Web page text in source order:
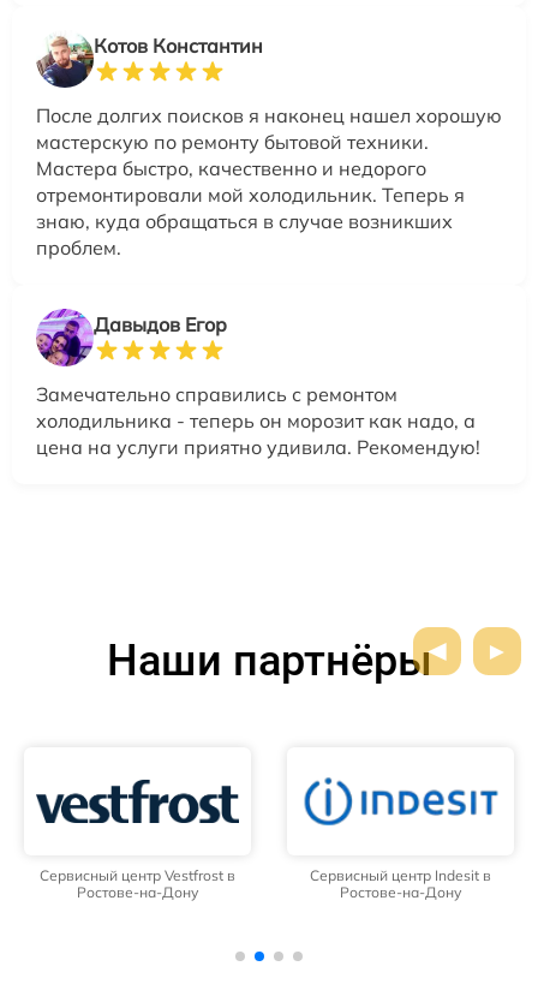
Котов Константин
После долгих поисков я наконец нашел хорошую
мастерскую по ремонту бытовой техники.
Мастера быстро, качественно и недорого
отремонтировали мой холодильник. Теперь я
знаю, куда обращаться в случае возникших
проблем.
Давыдов Егор
Замечательно справились с ремонтом
холодильника - теперь он морозит как надо, а
цена на услуги приятно удивила. Рекомендую!
Наши партнёры
Сервисный центр Vestfrost в
Ростове-на-Дону
Сервисный центр Indesit в
Ростове-на-Дону